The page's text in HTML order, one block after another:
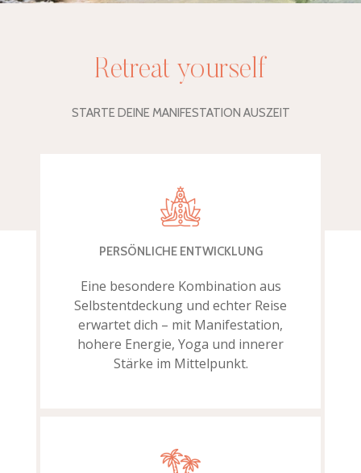
Retreat yourself
STARTE DEINE MANIFESTATION AUSZEIT
PERSÖNLICHE ENTWICKLUNG
Eine besondere Kombination aus
Selbstentdeckung und echter Reise
erwartet dich – mit Manifestation,
hohere Energie, Yoga und innerer
Stärke im Mittelpunkt.